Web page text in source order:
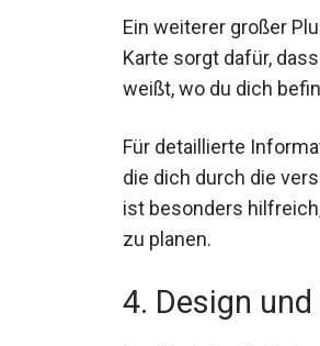
Ein weiterer großer
Karte sorgt dafür,
weißt, wo du dich
Für detaillierte
die dich durch die
ist besonders
zu planen.
4. Design